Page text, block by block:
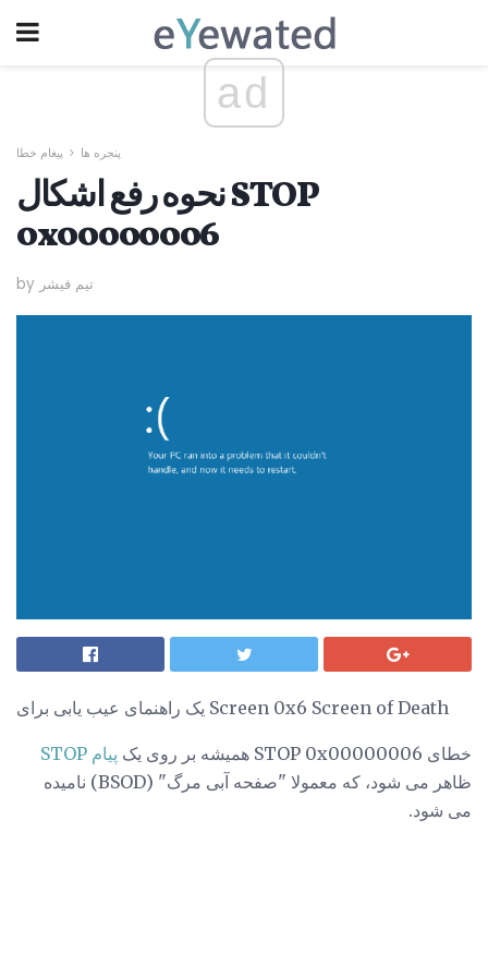
ad
پنجره ها پیغام خطا
نحوه رفع اشکال STOP
0x00000006
by تیم فیشر
یک راهنمای عیب یابی برای Screen 0x6 Screen of Death
خطای STOP 0x00000006 همیشه بر روی یک
پیام STOP
ظاهر می شود، که معمولا "صفحه آبی مرگ" (BSOD) نامیده
می شود.